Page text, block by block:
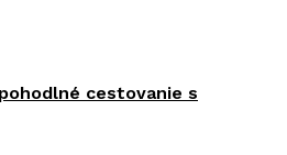
cestovanie s